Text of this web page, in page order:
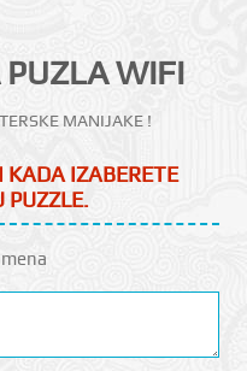
WIFI
MANIJAKE !
KADA IZABERETE
PUZZLE.